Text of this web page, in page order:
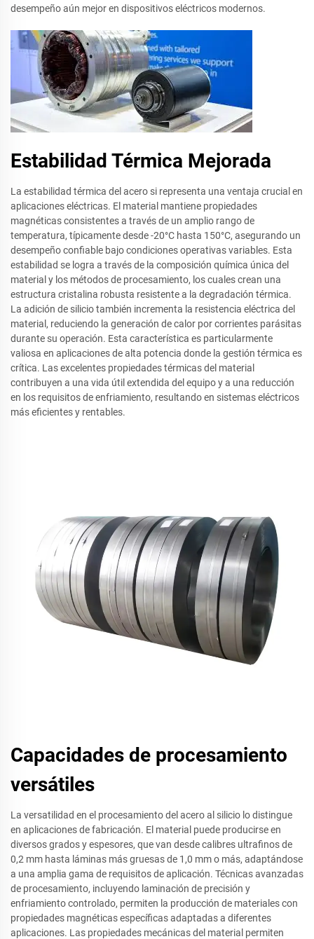
desempeño aún mejor en dispositivos eléctricos modernos.
Estabilidad Térmica Mejorada
La estabilidad térmica del acero si representa una ventaja crucial en
aplicaciones eléctricas. El material mantiene propiedades
magnéticas consistentes a través de un amplio rango de
temperatura, típicamente desde -20°C hasta 150°C, asegurando un
desempeño confiable bajo condiciones operativas variables. Esta
estabilidad se logra a través de la composición química única del
material y los métodos de procesamiento, los cuales crean una
estructura cristalina robusta resistente a la degradación térmica.
La adición de silicio también incrementa la resistencia eléctrica del
material, reduciendo la generación de calor por corrientes parásitas
durante su operación. Esta característica es particularmente
valiosa en aplicaciones de alta potencia donde la gestión térmica es
crítica. Las excelentes propiedades térmicas del material
contribuyen a una vida útil extendida del equipo y a una reducción
en los requisitos de enfriamiento, resultando en sistemas eléctricos
más eficientes y rentables.
Capacidades de procesamiento
versátiles
La versatilidad en el procesamiento del acero al silicio lo distingue
en aplicaciones de fabricación. El material puede producirse en
diversos grados y espesores, que van desde calibres ultrafinos de
0,2 mm hasta láminas más gruesas de 1,0 mm o más, adaptándose
a una amplia gama de requisitos de aplicación. Técnicas avanzadas
de procesamiento, incluyendo laminación de precisión y
enfriamiento controlado, permiten la producción de materiales con
propiedades magnéticas específicas adaptadas a diferentes
aplicaciones. Las propiedades mecánicas del material permiten